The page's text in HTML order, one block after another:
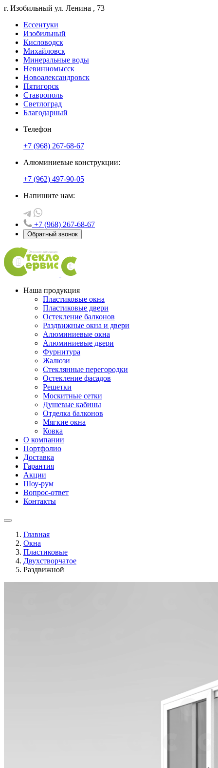
г. Изобильный ул. Ленина , 73
Ессентуки
Изобильный
Кисловодск
Михайловск
Минеральные воды
Невинномысск
Новоалександровск
Пятигорск
Ставрополь
Светлоград
Благодарный
Телефон
+7 (968) 267-68-67
Алюминиевые конструкции:
+7 (962) 497-90-05
Напишите нам:
+7 (968) 267-68-67
Обратный звонок
Наша продукция
Пластиковые окна
Пластиковые двери
Остекление балконов
Раздвижные окна и двери
Алюминиевые окна
Алюминиевые двери
Фурнитура
Жалюзи
Стеклянные перегородки
Остекление фасадов
Решетки
Москитные сетки
Душевые кабины
Отделка балконов
Мягкие окна
Ковка
О компании
Портфолио
Доставка
Гарантия
Акции
Шоу-рум
Вопрос-ответ
Контакты
Главная
Окна
Пластиковые
Двухстворчатое
Раздвижной